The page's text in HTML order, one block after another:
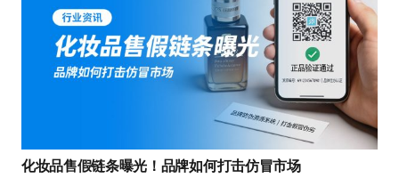
化妆品售假链条曝光！品牌如何打击仿冒市场